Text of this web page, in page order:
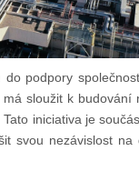
podpory
sloužit k budování
iniciativa je
svou nezávislost na